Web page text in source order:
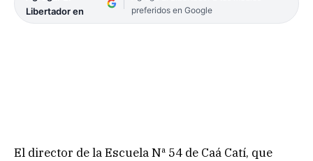
Libertador en
preferidos en Google
El director de la Escuela Nª 54 de Caá Catí, que